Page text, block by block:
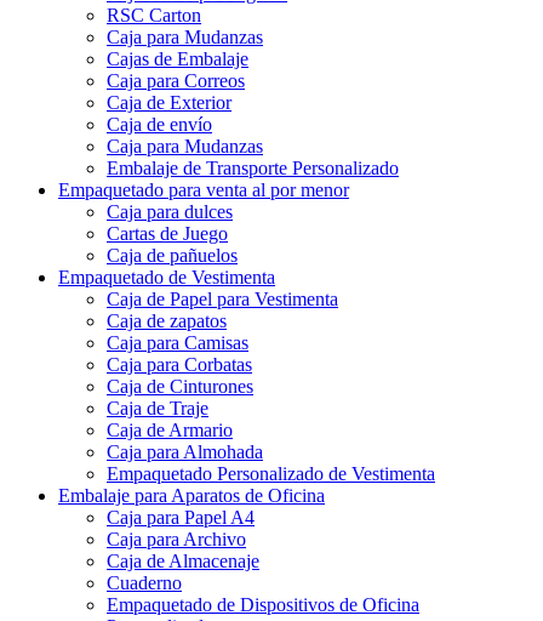
Master Carton
Caja con Tapa Plegable
RSC Carton
Caja para Mudanzas
Cajas de Embalaje
Caja para Correos
Caja de Exterior
Caja de envío
Caja para Mudanzas
Embalaje de Transporte Personalizado
Empaquetado para venta al por menor
Caja para dulces
Cartas de Juego
Caja de pañuelos
Empaquetado de Vestimenta
Caja de Papel para Vestimenta
Caja de zapatos
Caja para Camisas
Caja para Corbatas
Caja de Cinturones
Caja de Traje
Caja de Armario
Caja para Almohada
Empaquetado Personalizado de Vestimenta
Embalaje para Aparatos de Oficina
Caja para Papel A4
Caja para Archivo
Caja de Almacenaje